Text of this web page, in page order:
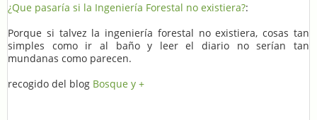
¿Que pasaría si la Ingeniería Forestal no existiera?:
Porque si talvez la ingeniería forestal no existiera, cosas tan
simples como ir al baño y leer el diario no serían tan
mundanas como parecen.
recogido del blog Bosque y +